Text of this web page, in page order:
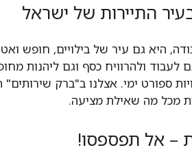
התיירות של ישראל
היא גם עיר של בילויים, חופש
לעבוד ולהרוויח כסף וגם ליהנות
ספורט ימי. אצלנו ב"ברק
מכל מה שאילת מציעה.
– אל תפספסו!